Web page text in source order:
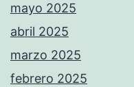
mayo 2025
abril 2025
marzo 2025
febrero 2025